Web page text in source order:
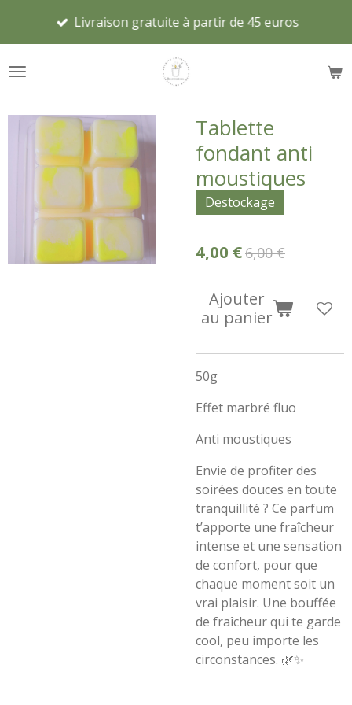
principal
Livraison gratuite à partir de 45 euros
Tablette
fondant anti
moustiques
Destockage
4,00 €6,00 €
Ajouter
au panier
50g
Effet marbré fluo
Anti moustiques
Envie de profiter des
soirées douces en toute
tranquillité ? Ce parfum
t’apporte une fraîcheur
intense et une sensation
de confort, pour que
chaque moment soit un
vrai plaisir. Une bouffée
de fraîcheur qui te garde
cool, peu importe les
circonstances. 🌿✨